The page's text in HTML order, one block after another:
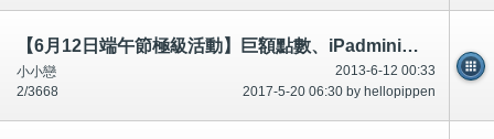
【6月12日端午節極級活動】巨額點數、iPadmini、S4隨手可得！錯過後悔！
2013-6-12 00:33
小小戀
2017-5-20 06:30 by hellopippen
2/3668